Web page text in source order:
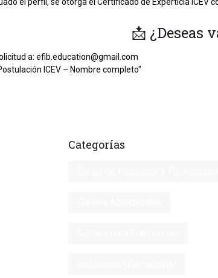
📩 ¿Deseas
a: efib.education@gmail.com
ICEV – Nombre completo"
Categorías